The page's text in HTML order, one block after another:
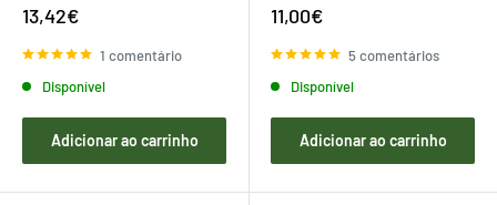
Preço
venda
13,42€
1 comentário
Disponível
Adicionar ao carrinho
Preço
venda
11,00€
5 comentários
Disponível
Adicionar ao carrinho